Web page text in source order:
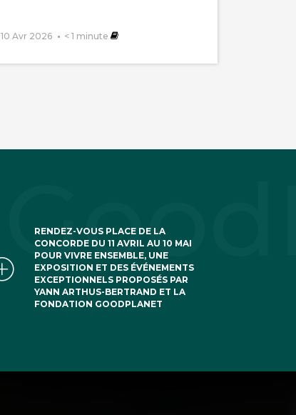
10 Avr 2026 < 1 minute
RENDEZ-VOUS PLACE DE LA
CONCORDE DU 11 AVRIL AU 10 MAI
POUR VIVRE ENSEMBLE, UNE
EXPOSITION ET DES ÉVÉNEMENTS
EXCEPTIONNELS PROPOSÉS PAR
YANN ARTHUS-BERTRAND ET LA
FONDATION GOODPLANET